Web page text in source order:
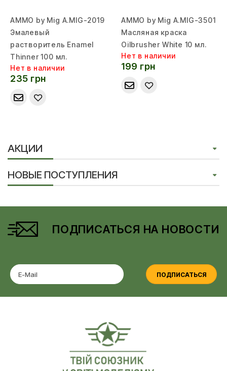
AMMO by Mig A.MIG-2019
Эмалевый
растворитель Enamel
Thinner 100 мл.
Нет в наличии
235 грн
AMMO by Mig A.MIG-3501
Масляная краска
Oilbrusher White 10 мл.
Нет в наличии
199 грн
АКЦИИ
НОВЫЕ ПОСТУПЛЕНИЯ
ПОДПИСАТЬСЯ НА НОВОСТИ
ПОДПИСАТЬСЯ